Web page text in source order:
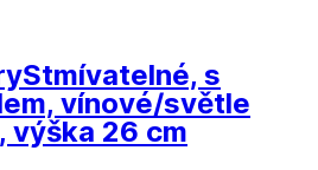
Stmívatelné, s
vínové/světle
výška 26 cm